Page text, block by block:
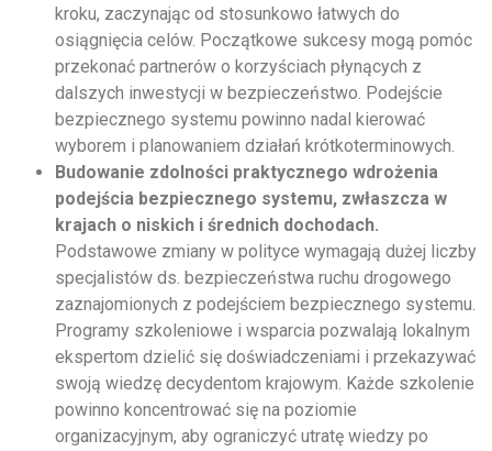
kroku, zaczynając od stosunkowo łatwych do
osiągnięcia celów. Początkowe sukcesy mogą pomóc
przekonać partnerów o korzyściach płynących z
dalszych inwestycji w bezpieczeństwo. Podejście
bezpiecznego systemu powinno nadal kierować
wyborem i planowaniem działań krótkoterminowych.
Budowanie zdolności praktycznego wdrożenia
podejścia bezpiecznego systemu, zwłaszcza w
krajach o niskich i średnich dochodach.
Podstawowe zmiany w polityce wymagają dużej liczby
specjalistów ds. bezpieczeństwa ruchu drogowego
zaznajomionych z podejściem bezpiecznego systemu.
Programy szkoleniowe i wsparcia pozwalają lokalnym
ekspertom dzielić się doświadczeniami i przekazywać
swoją wiedzę decydentom krajowym. Każde szkolenie
powinno koncentrować się na poziomie
organizacyjnym, aby ograniczyć utratę wiedzy po